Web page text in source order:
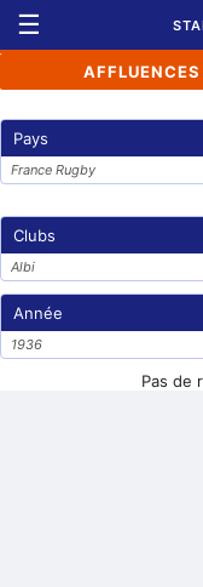
☰
Pays
France Rugby
Clubs
Albi
Année
1936
Pas de